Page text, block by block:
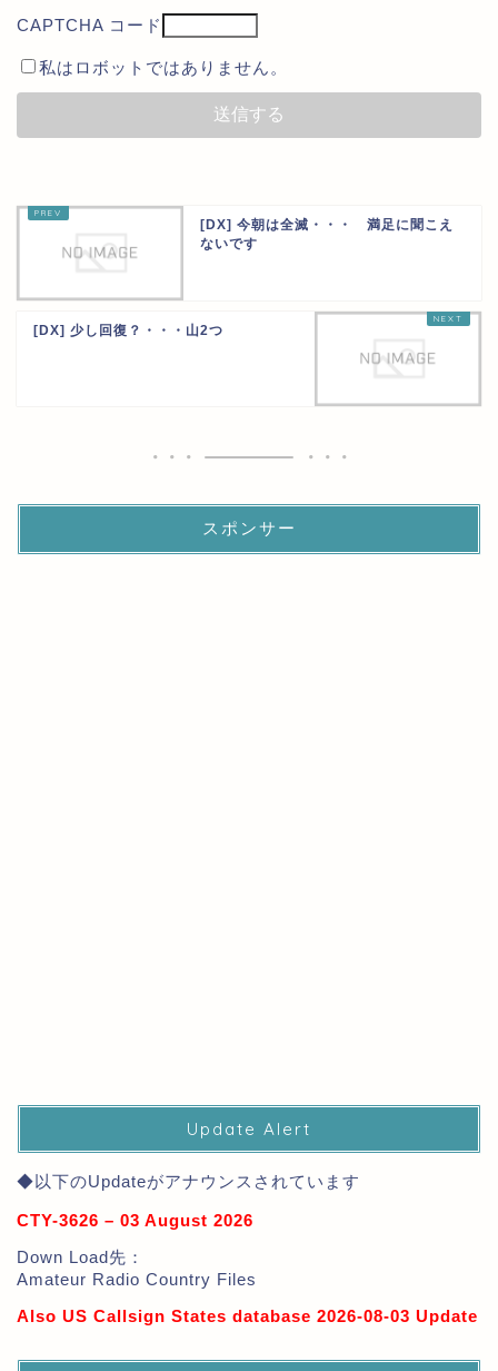
CAPTCHA コード
私はロボットではありません。
[DX] 今朝は全滅・・・ 満足に聞こえ
ないです
[DX] 少し回復？・・・山2つ
スポンサー
Update Alert
◆以下のUpdateがアナウンスされています
CTY-3626 – 03 August 2026
Down Load先：
Amateur Radio Country Files
Also US Callsign States database 2026-08-03 Update